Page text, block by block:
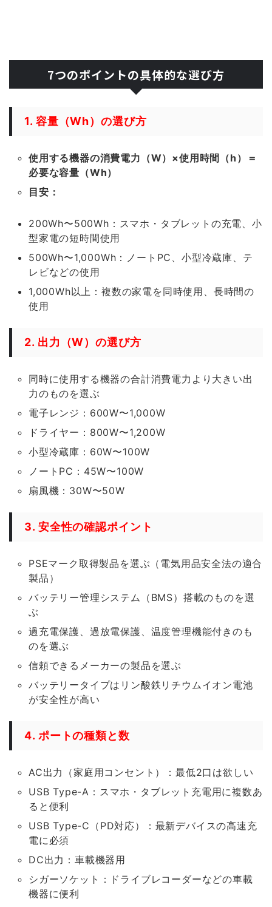
7つのポイントの具体的な選び方
1. 容量（Wh）の選び方
使用する機器の消費電力（W）×使用時間（h）＝
必要な容量（Wh）
目安：
200Wh〜500Wh：スマホ・タブレットの充電、小
型家電の短時間使用
500Wh〜1,000Wh：ノートPC、小型冷蔵庫、テ
レビなどの使用
1,000Wh以上：複数の家電を同時使用、長時間の
使用
2. 出力（W）の選び方
同時に使用する機器の合計消費電力より大きい出
力のものを選ぶ
電子レンジ：600W〜1,000W
ドライヤー：800W〜1,200W
小型冷蔵庫：60W〜100W
ノートPC：45W〜100W
扇風機：30W〜50W
3. 安全性の確認ポイント
PSEマーク取得製品を選ぶ（電気用品安全法の適合
製品）
バッテリー管理システム（BMS）搭載のものを選
ぶ
過充電保護、過放電保護、温度管理機能付きのも
のを選ぶ
信頼できるメーカーの製品を選ぶ
バッテリータイプはリン酸鉄リチウムイオン電池
が安全性が高い
4. ポートの種類と数
AC出力（家庭用コンセント）：最低2口は欲しい
USB Type-A：スマホ・タブレット充電用に複数あ
ると便利
USB Type-C（PD対応）：最新デバイスの高速充
電に必須
DC出力：車載機器用
シガーソケット：ドライブレコーダーなどの車載
機器に便利